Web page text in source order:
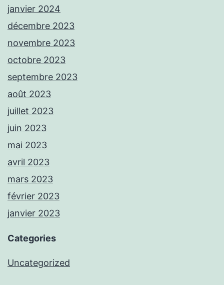
janvier 2024
décembre 2023
novembre 2023
octobre 2023
septembre 2023
août 2023
juillet 2023
juin 2023
mai 2023
avril 2023
mars 2023
février 2023
janvier 2023
Categories
Uncategorized